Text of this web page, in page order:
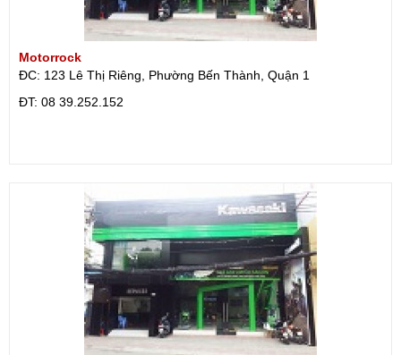
Motorrock
ĐC: 123 Lê Thị Riêng, Phường Bến Thành, Quận 1
ÐT: 08 39.252.152